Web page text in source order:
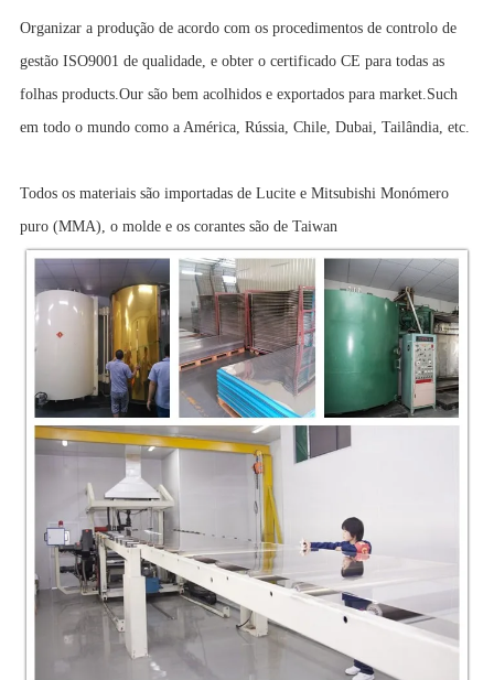
Organizar a produção de acordo com os procedimentos de controlo de
gestão ISO9001 de qualidade, e obter o certificado CE para todas as
folhas products.Our são bem acolhidos e exportados para market.Such
em todo o mundo como a América, Rússia, Chile, Dubai, Tailândia, etc.
Todos os materiais são importadas de Lucite e Mitsubishi Monómero
puro (MMA), o molde e os corantes são de Taiwan